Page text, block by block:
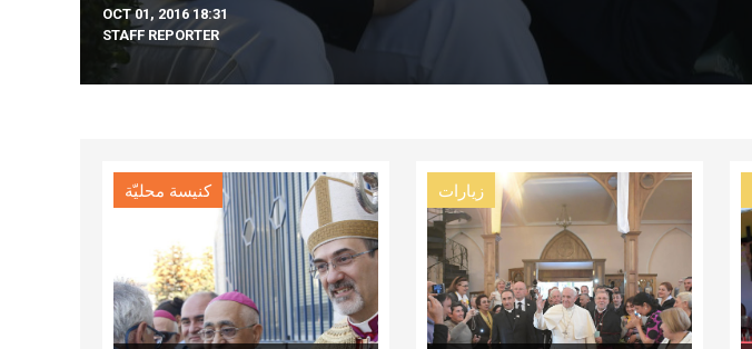
OCT 01, 2016 18:31
STAFF REPORTER
كنيسة محليّة زيارات